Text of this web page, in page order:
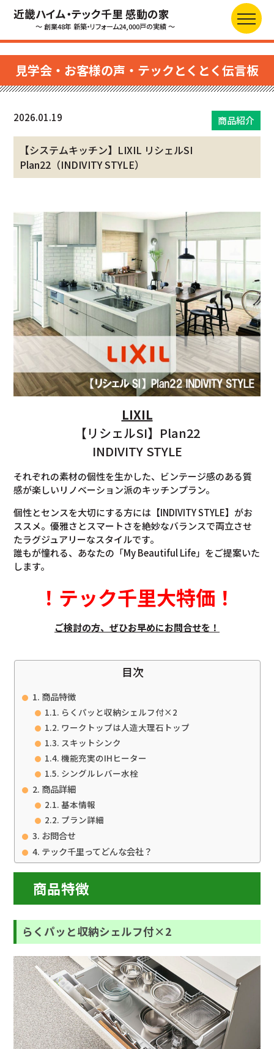
近畿ハイム・テック千里 感動の家
～ 創業48年 新築・リフォーム24,000戸の実績 ～
見学会・お客様の声・テックとくとく伝言板
2026.01.19 商品紹介
【システムキッチン】LIXIL リシェルSI
Plan22（INDIVITY STYLE）
LIXIL
【リシェルSI】Plan22
INDIVITY STYLE
それぞれの素材の個性を生かした、ビンテージ感のある質
感が楽しいリノベーション派のキッチンプラン。
個性とセンスを大切にする方には【INDIVITY STYLE】がお
ススメ。優雅さとスマートさを絶妙なバランスで両立させ
たラグジュアリーなスタイルです。
誰もが憧れる、あなたの「My Beautiful Life」をご提案いた
します。
！ テック千里大特価 ！
ご検討の方、ぜひお早めにお問合せを！
目次
商品特徴
らくパッと収納シェルフ付×2
ワークトップは人造大理石トップ
スキットシンク
機能充実のIHヒーター
シングルレバー水栓
商品詳細
基本情報
プラン詳細
お問合せ
テック千里ってどんな会社？
商品特徴
らくパッと収納シェルフ付×2